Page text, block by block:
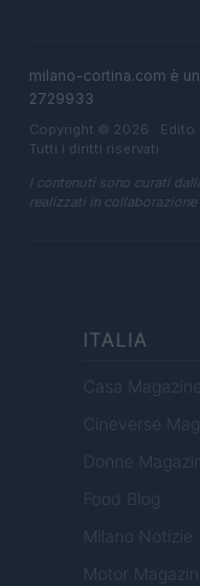
milano-cortina.com è
2729933
Copyright © 2026 · Edito
Tutti i diritti riservati
I contenuti sono curati
realizzati in
ITALIA
Casa Magazine
Cineverse
Donne
Food Blog
Milano Notizie
Motor Magazine